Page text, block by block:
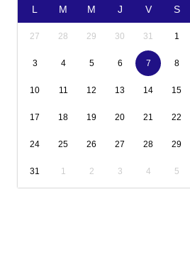
L M M J V S
27 28 29 30 31 1
3 4 5 6 7 8
10 11 12 13 14 15
17 18 19 20 21 22
24 25 26 27 28 29
31 1 2 3 4 5